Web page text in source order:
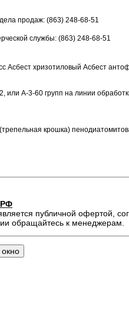
продаж: (863) 248-68-51
службы: (863) 248-68-51
Асбест хризотиловый Асбест
или А-3-60 групп на линии
крошка)
публичной офертой,
обращайтесь к менеджерам.